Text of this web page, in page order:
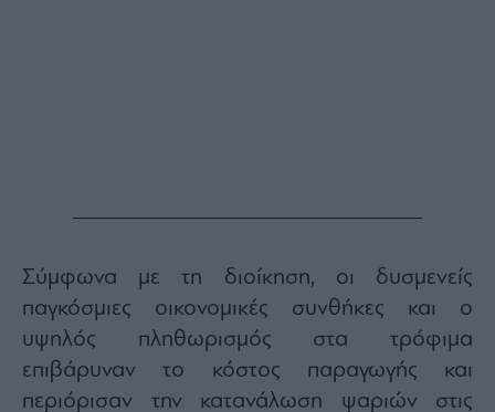
By
submitting
your
email,
you
agree
to
our
and
Σύμφωνα με τη διοίκηση, οι δυσμενείς
παγκόσμιες οικονομικές συνθήκες και ο
υψηλός πληθωρισμός στα τρόφιμα
επιβάρυναν το κόστος παραγωγής και
περιόρισαν την κατανάλωση ψαριών στις